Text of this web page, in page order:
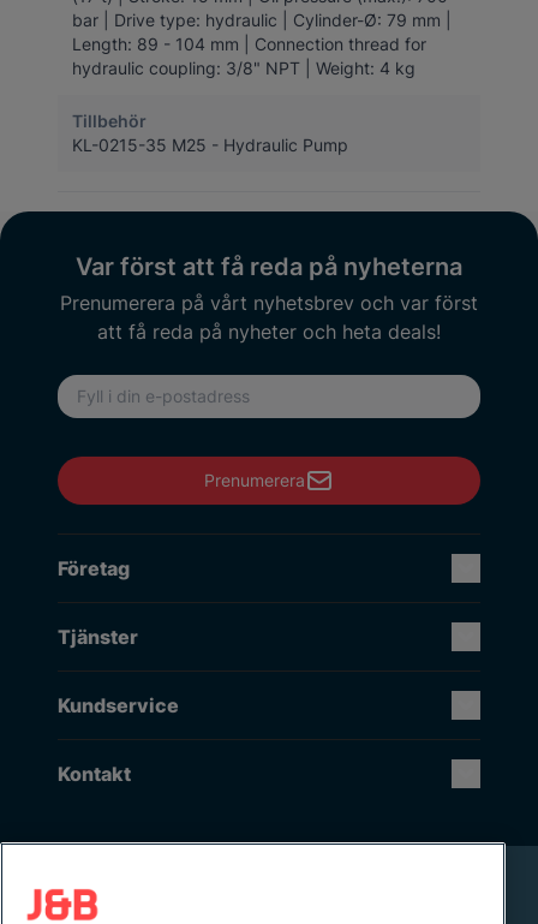
bar | Drive type: hydraulic | Cylinder-Ø: 79 mm |
Length: 89 - 104 mm | Connection thread for
hydraulic coupling: 3/8" NPT | Weight: 4 kg
Tillbehör
KL-0215-35 M25 - Hydraulic Pump
Var först att få reda på nyheterna
Prenumerera på vårt nyhetsbrev och var först
att få reda på nyheter och heta deals!
E-postadress
Prenumerera
Företag
Tjänster
Kundservice
Kontakt
Rikstäckande installation & service
Lager i Sverige